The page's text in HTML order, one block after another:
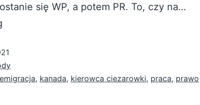
się WP, a potem PR. To, czy na…
emigracja, kanada, kierowca ciezarowki, praca, prawo